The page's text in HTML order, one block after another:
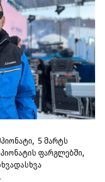
5 მარტს
ფარგლებში,